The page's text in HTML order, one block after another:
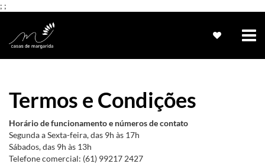
; ;
Termos e Condições
Horário de funcionamento e números de contato
Segunda a Sexta-feira, das 9h às 17h
Sábados, das 9h às 13h
Telefone comercial: (61) 99217 2427